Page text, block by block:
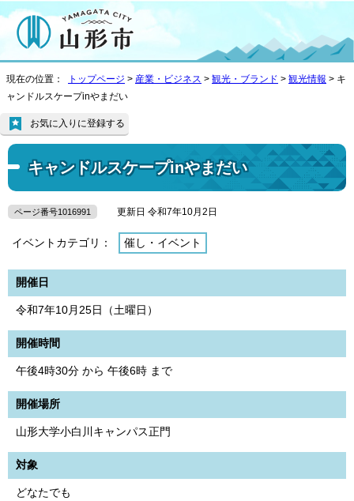
現在の位置： トップページ > 産業・ビジネス > 観光・ブランド > 観光情報 > キ
ャンドルスケープinやまだい
キャンドルスケープinやまだい
お気に入りに登録する
ページ番号1016991 更新日 令和7年10月2日
イベントカテゴリ： 催し・イベント
開催日
令和7年10月25日（土曜日）
開催時間
午後4時30分 から 午後6時 まで
開催場所
山形大学小白川キャンパス正門
対象
どなたでも